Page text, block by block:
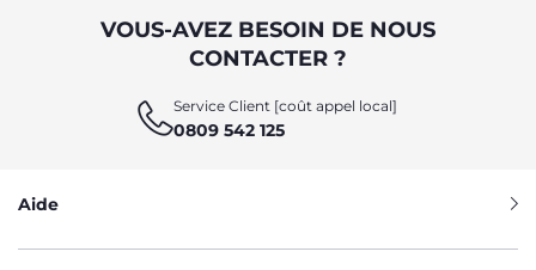
VOUS-AVEZ BESOIN DE NOUS
CONTACTER ?
Service Client [coût appel local]
0809 542 125
Aide